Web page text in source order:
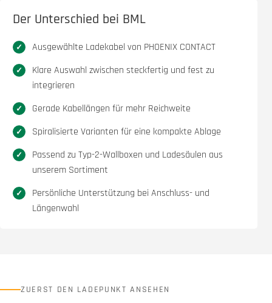
Der Unterschied bei BML
Ausgewählte Ladekabel von PHOENIX CONTACT
Klare Auswahl zwischen steckfertig und fest zu
integrieren
Gerade Kabellängen für mehr Reichweite
Spiralisierte Varianten für eine kompakte Ablage
Passend zu Typ-2-Wallboxen und Ladesäulen aus
unserem Sortiment
Persönliche Unterstützung bei Anschluss- und
Längenwahl
ZUERST DEN LADEPUNKT ANSEHEN